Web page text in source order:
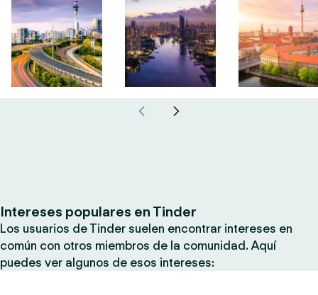
Intereses populares en Tinder
Los usuarios de Tinder suelen encontrar intereses en
común con otros miembros de la comunidad. Aquí
puedes ver algunos de esos intereses: